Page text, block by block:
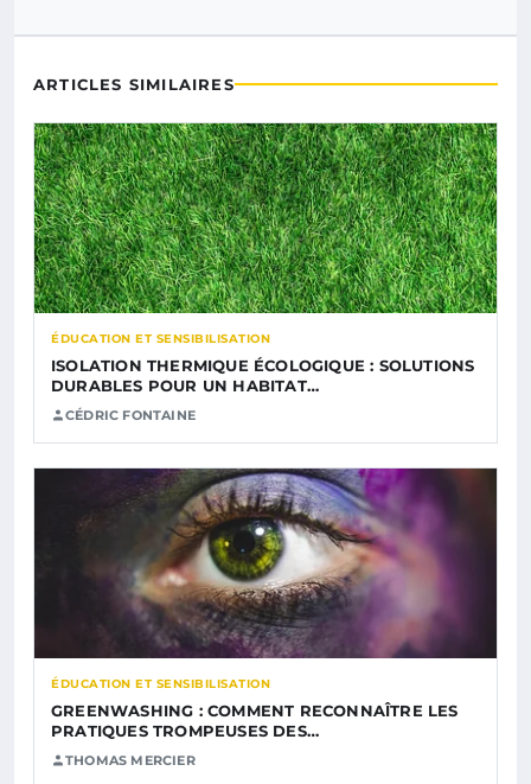
ARTICLES SIMILAIRES
ÉDUCATION ET SENSIBILISATION
ISOLATION THERMIQUE ÉCOLOGIQUE : SOLUTIONS
DURABLES POUR UN HABITAT…
CÉDRIC FONTAINE
ÉDUCATION ET SENSIBILISATION
GREENWASHING : COMMENT RECONNAÎTRE LES
PRATIQUES TROMPEUSES DES…
THOMAS MERCIER